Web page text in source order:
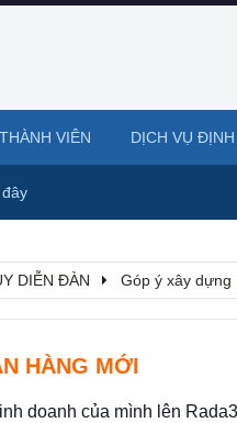
DIỄN ĐÀN Góp ý xây dựng
HÀNG MỚI
doanh của mình lên
THÀNH VIÊN DỊCH VỤ